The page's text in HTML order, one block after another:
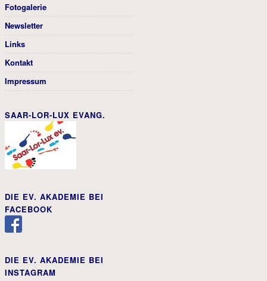
Fotogalerie
Newsletter
Links
Kontakt
Impressum
SAAR-LOR-LUX EVANG.
DIE EV. AKADEMIE BEI
FACEBOOK
DIE EV. AKADEMIE BEI
INSTAGRAM